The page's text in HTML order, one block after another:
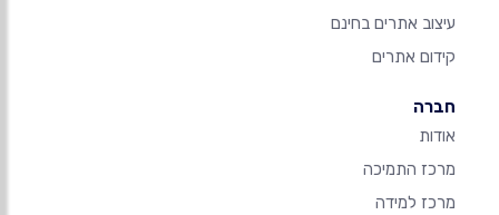
עיצוב אתרים בחינם
קידום אתרים
חברה
אודות
מרכז התמיכה
מרכז למידה